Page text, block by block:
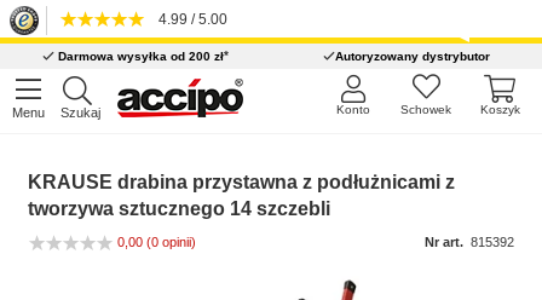
4.99 / 5.00
Darmowa wysyłka od 200 zł* Autoryzowany dystrybutor
Menu Szukaj Koszyk
Schowek
Konto
KRAUSE drabina przystawna z podłużnicami z
tworzywa sztucznego 14 szczebli
0,00 (0 opinii) Nr art. 815392